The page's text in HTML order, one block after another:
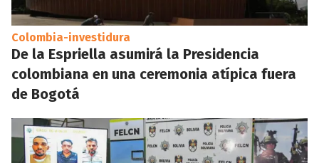
Colombia-investidura
De la Espriella asumirá la Presidencia
colombiana en una ceremonia atípica fuera
de Bogotá